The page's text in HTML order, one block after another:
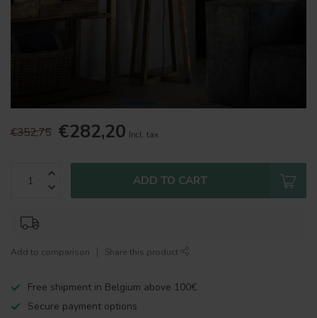
€352,75 €282,20 Incl. tax
ADD TO CART
Add to comparison Share this product
Free shipment in Belgium above 100€
Secure payment options